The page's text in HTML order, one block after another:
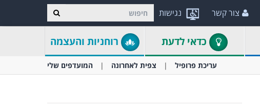
נגישות צור קשר
כדאי לדעת רוחניות והעצמה
עריכת פרופיל צפית לאחרונה המועדפים שלי